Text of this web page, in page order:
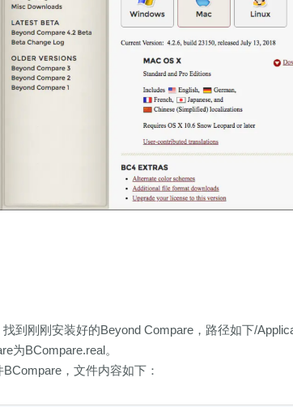
到刚刚安装好的Beyond Compare，路径如下/
为BCompare.real。
，文件内容如下：